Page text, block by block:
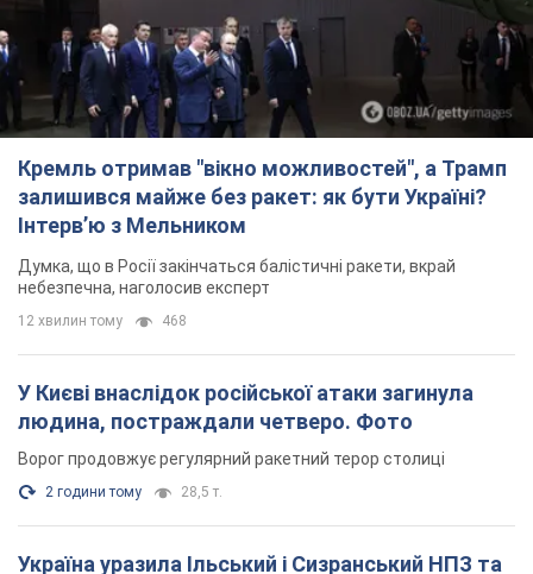
Кремль отримав "вікно можливостей", а Трамп
залишився майже без ракет: як бути Україні?
Інтерв’ю з Мельником
Думка, що в Росії закінчаться балістичні ракети, вкрай
небезпечна, наголосив експерт
12 хвилин тому 468
У Києві внаслідок російської атаки загинула
людина, постраждали четверо. Фото
Ворог продовжує регулярний ракетний терор столиці
2 години тому 28,5 т.
Україна уразила Ільський і Сизранський НПЗ та